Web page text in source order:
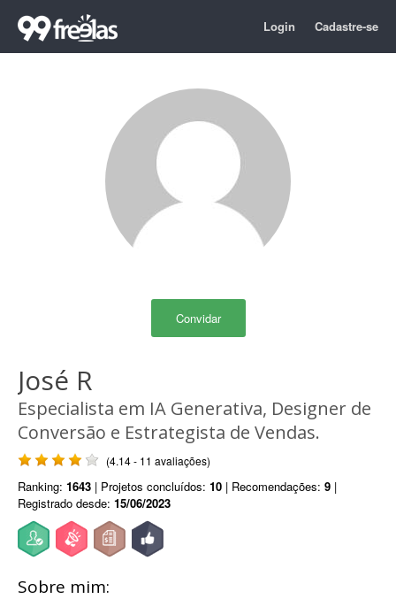
Login Cadastre-se
Convidar
José R
Especialista em IA Generativa, Designer de
Conversão e Estrategista de Vendas.
(4.14 - 11 avaliações)
Ranking: 1643 | Projetos concluídos: 10 | Recomendações: 9 |
Registrado desde: 15/06/2023
Sobre mim: